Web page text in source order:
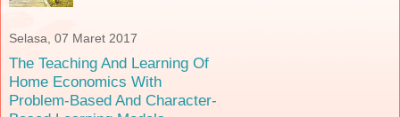
Selasa, 07 Maret 2017
The Teaching And Learning Of
Home Economics With
Problem-Based And Character-